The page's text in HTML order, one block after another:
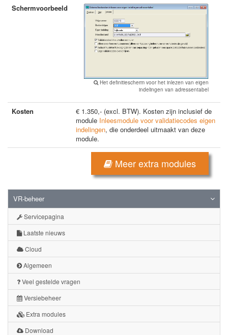
Schermvoorbeeld
Het definitiescherm voor het inlezen van eigen
indelingen van adressentabel
Kosten
€ 1.350,- (excl. BTW). Kosten zijn inclusief de
module Inleesmodule voor validatiecodes eigen
indelingen, die onderdeel uitmaakt van deze
module.
Meer extra modules
VR-beheer
Servicepagina
Laatste nieuws
Cloud
Algemeen
Veel gestelde vragen
Versiebeheer
Extra modules
Download